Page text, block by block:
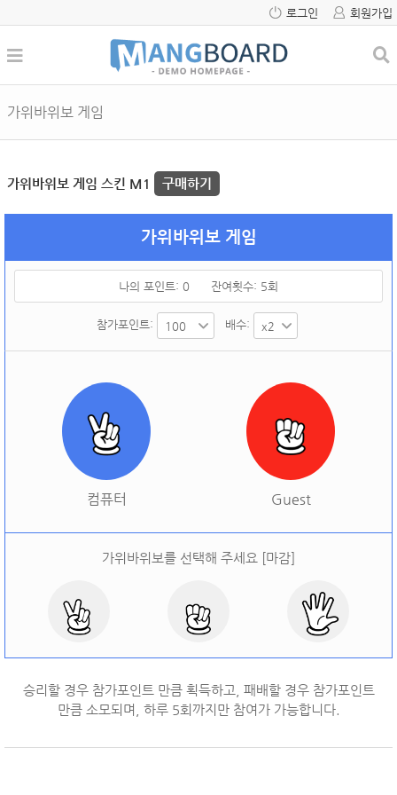
로그인 회원가입
가위바위보 게임
가위바위보 게임 스킨 M1 구매하기
가위바위보 게임
나의 포인트: 0 잔여횟수: 5회
참가포인트: 배수:
컴퓨터 Guest
가위바위보를 선택해 주세요 [마감]
오늘 승률: 오늘 결과: ]
승리할 경우 참가포인트 만큼 획득하고, 패배할 경우 참가포인트
만큼 소모되며, 하루 5회까지만 참여가 가능합니다.